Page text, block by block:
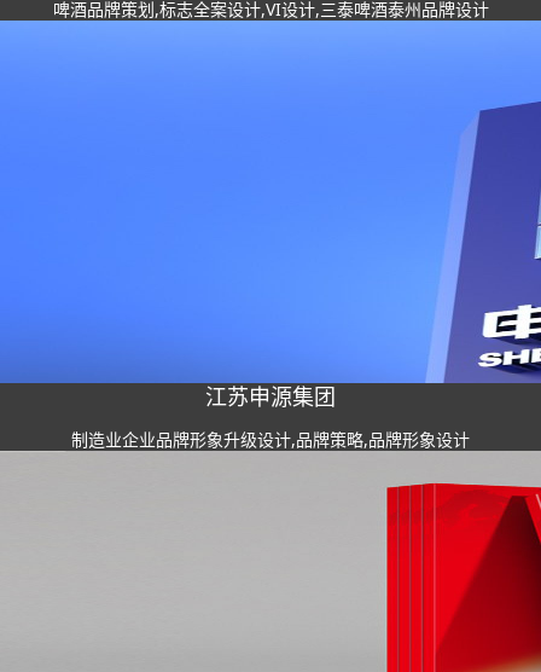
啤酒品牌策划,标志全案设计,VI设计,三泰啤酒泰州品牌设计
江苏申源集团
制造业企业品牌形象升级设计,品牌策略,品牌形象设计